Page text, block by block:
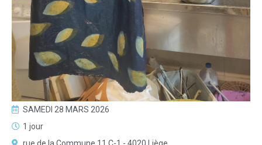
SAMEDI 28 MARS 2026
1 jour